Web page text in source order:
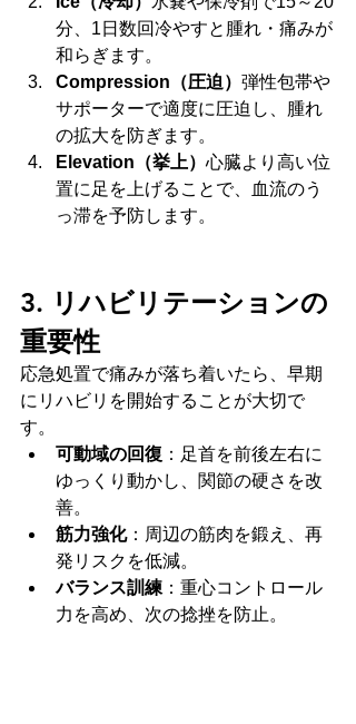
分、1日数回冷やすと腫れ・痛みが
和らぎます。
Compression（圧迫） 弾性包帯や
サポーターで適度に圧迫し、腫れ
の拡大を防ぎます。
Elevation（挙上） 心臓より高い位
置に足を上げることで、血流のう
っ滞を予防します。
3. リハビリテーションの
重要性
応急処置で痛みが落ち着いたら、早期
にリハビリを開始することが大切で
す。
可動域の回復 ：足首を前後左右に
ゆっくり動かし、関節の硬さを改
善。
筋力強化：周辺の筋肉を鍛え、再
発リスクを低減。
バランス訓練 ：重心コントロール
力を高め、次の捻挫を防止。